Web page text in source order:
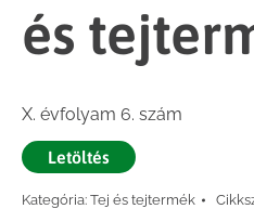
és
X. évfolyam 6. szám
Letöltés
Kategória: Tej és tejtermék